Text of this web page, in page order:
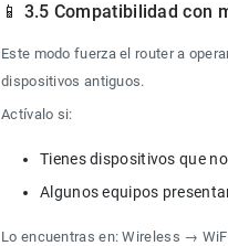
📱 3.5 Compatibilidad con
Este modo fuerza el router a
dispositivos antiguos.
Actívalo si:
Lo encuentras en: Wireless →